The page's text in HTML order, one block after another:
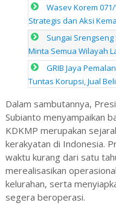
Wasev Korem
Strategis dan Aksi
Sungai
Minta Semua Wilayah
GRIB Jaya
Tuntas Korupsi, Jual
Dalam sambutannya,
Subianto menyampaikan
KDKMP merupakan
kerakyatan di Indonesia.
waktu kurang dari satu
merealisasikan
kelurahan, serta
segera beroperasi.